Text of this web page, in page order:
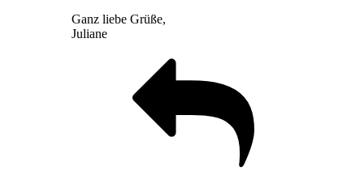
Ganz liebe Grüße,
Juliane